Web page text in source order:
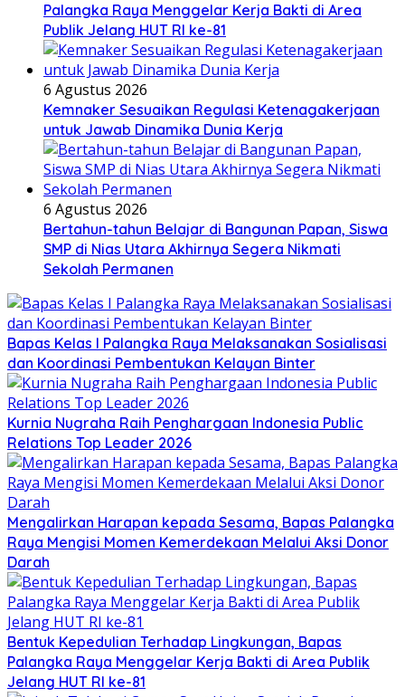
Palangka Raya Menggelar Kerja Bakti di Area
Publik Jelang HUT RI ke-81
6 Agustus 2026
Kemnaker Sesuaikan Regulasi Ketenagakerjaan
untuk Jawab Dinamika Dunia Kerja
6 Agustus 2026
Bertahun-tahun Belajar di Bangunan Papan, Siswa
SMP di Nias Utara Akhirnya Segera Nikmati
Sekolah Permanen
Bapas Kelas I Palangka Raya Melaksanakan Sosialisasi
dan Koordinasi Pembentukan Kelayan Binter
Kurnia Nugraha Raih Penghargaan Indonesia Public
Relations Top Leader 2026
Mengalirkan Harapan kepada Sesama, Bapas Palangka
Raya Mengisi Momen Kemerdekaan Melalui Aksi Donor
Darah
Bentuk Kepedulian Terhadap Lingkungan, Bapas
Palangka Raya Menggelar Kerja Bakti di Area Publik
Jelang HUT RI ke-81